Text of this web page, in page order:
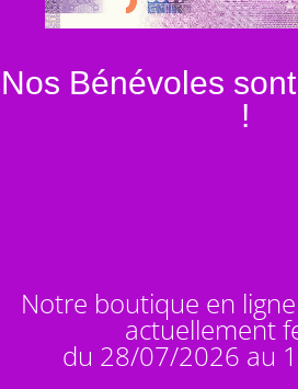
Nos Bénévoles sont
!
Notre boutique en ligne
actuellement
du 28/07/2026 au